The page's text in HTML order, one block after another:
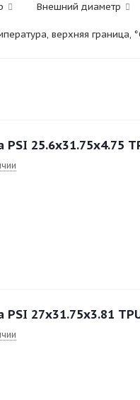
Внешний диаметр
верхняя граница,
25.6x31.75x4.75
27x31.75x3.81